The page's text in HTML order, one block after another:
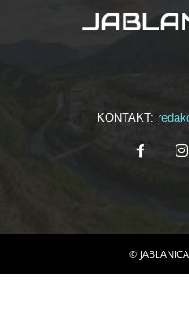
KONTAKT:
©